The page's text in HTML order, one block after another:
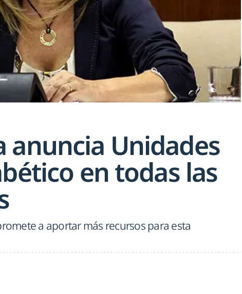
anuncia Unidades
en todas las
a aportar más recursos para esta